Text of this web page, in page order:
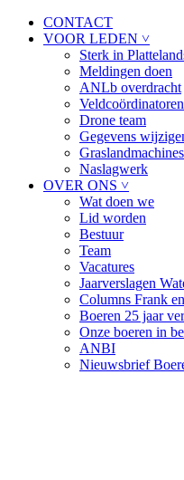
CONTACT
VOOR LEDEN ˅
Sterk in
Meldingen doen
ANLb overdracht
Veldcoördinatoren
Drone team
Gegevens
Graslandmachines
Naslagwerk
OVER ONS ˅
Wat doen we
Lid worden
Bestuur
Team
Vacatures
Jaarverslagen
Columns Frank
Boeren 25 jaar
Onze boeren in
ANBI
Nieuwsbrief